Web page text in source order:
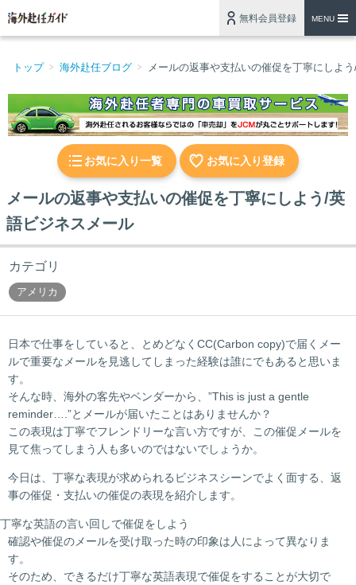
無料会員登録 MENU
トップ 海外赴任ブログ メールの返事や支払いの催促を丁寧にしよ
お気に入り一覧 お気に入り登録
メールの返事や支払いの催促を丁寧にしよう/英
語ビジネスメール
カテゴリ
アメリカ
日本で仕事をしていると、とめどなくCC(Carbon copy)で届くメー
ルで重要なメールを見逃してしまった経験は誰にでもあると思いま
す。
そんな時、海外の客先やベンダーから、”This is just a gentle
reminder….”とメールが届いたことはありませんか？
この表現は丁寧でフレンドリーな言い方ですが、この催促メールを
見て焦ってしまう人も多いのではないでしょうか。
今日は、丁寧な表現が求められるビジネスシーンでよく面する、返
事の催促・支払いの催促の表現を紹介します。
丁寧な英語の言い回しで催促をしよう
確認や催促のメールを受け取った時の印象は人によって異なりま
す。
そのため、できるだけ丁寧な英語表現で催促をすることが大切で